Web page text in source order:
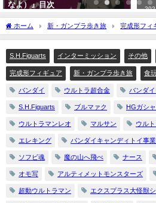
2021年7月1日
ホーム 新・ガンプラ歩き旅 完成形フィ
モ写塾・8 「ウルトラセブンと怪獣宇宙人カップ
S.H.Figuarts インターミッション その他
完成形フィギュア 新・ガンプラ歩き旅 食
バンダイ ウルトラ超合金 バンダ
S.H.Figuarts ブルマァク HGガシ
ウルトラマンレオ マルサン ウル
エレキング バンダイキャンディトイ事
ソフビ魂 魔の山へ飛べ ナース
オモ写 アルティメットモンスターズ
超動ウルトラマン エクスプラス大怪獣